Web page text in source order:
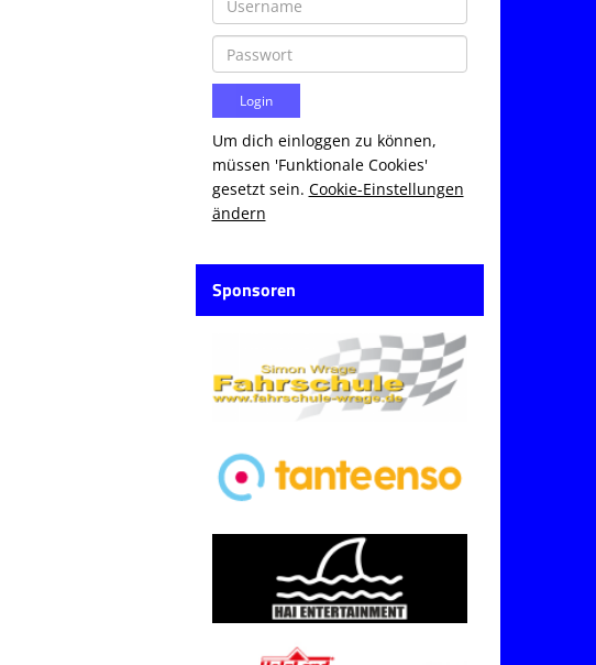
Um dich einloggen zu können,
müssen 'Funktionale Cookies'
gesetzt sein. Cookie-Einstellungen
ändern
Sponsoren